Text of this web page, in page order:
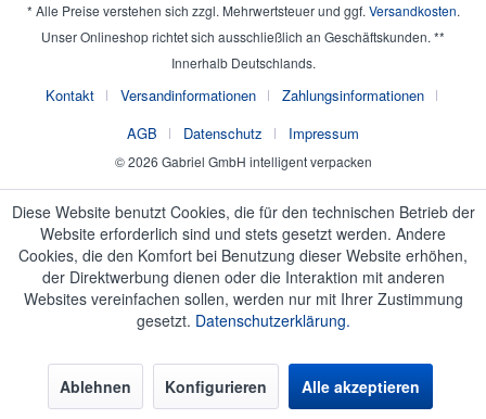
* Alle Preise verstehen sich zzgl. Mehrwertsteuer und ggf. Versandkosten.
Unser Onlineshop richtet sich ausschließlich an Geschäftskunden. **
Innerhalb Deutschlands.
Kontakt Versandinformationen
Zahlungsinformationen
AGB
Datenschutz Impressum
© 2026 Gabriel GmbH intelligent verpacken
Diese Website benutzt Cookies, die für den technischen Betrieb der
Website erforderlich sind und stets gesetzt werden. Andere
Cookies, die den Komfort bei Benutzung dieser Website erhöhen,
der Direktwerbung dienen oder die Interaktion mit anderen
Websites vereinfachen sollen, werden nur mit Ihrer Zustimmung
gesetzt. Datenschutzerklärung.
Ablehnen Konfigurieren Alle akzeptieren